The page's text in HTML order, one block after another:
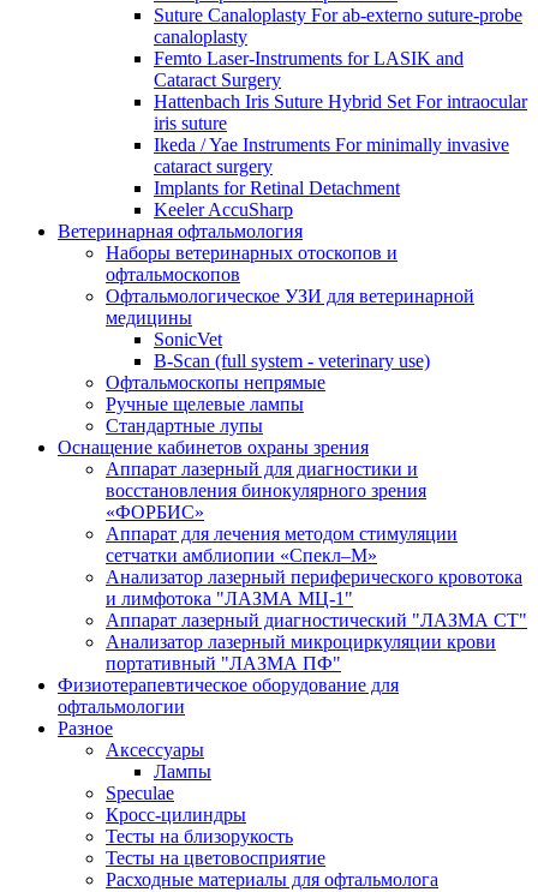
Suture Canaloplasty For ab-externo suture-probe
canaloplasty
Femto Laser-Instruments for LASIK and
Cataract Surgery
Hattenbach Iris Suture Hybrid Set For intraocular
iris suture
Ikeda / Yae Instruments For minimally invasive
cataract surgery
Implants for Retinal Detachment
Keeler AccuSharp
Ветеринарная офтальмология
Наборы ветеринарных отоскопов и
офтальмоскопов
Офтальмологическое УЗИ для ветеринарной
медицины
SonicVet
B-Scan (full system - veterinary use)
Офтальмоскопы непрямые
Ручные щелевые лампы
Стандартные лупы
Оснащение кабинетов охраны зрения
Аппарат лазерный для диагностики и
восстановления бинокулярного зрения
«ФОРБИС»
Аппарат для лечения методом стимуляции
сетчатки амблиопии «Спекл–М»
Анализатор лазерный периферического кровотока
и лимфотока "ЛАЗМА МЦ-1"
Аппарат лазерный диагностический "ЛАЗМА СТ"
Анализатор лазерный микроциркуляции крови
портативный "ЛАЗМА ПФ"
Физиотерапевтическое оборудование для
офтальмологии
Разное
Аксессуары
Лампы
Speculae
Кросс-цилиндры
Тесты на близорукость
Тесты на цветовосприятие
Расходные материалы для офтальмолога